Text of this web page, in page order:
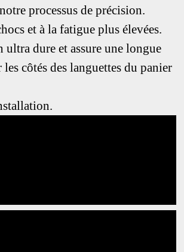
processus de précision.
et à la fatigue plus élevées.
dure et assure une longue
côtés des languettes du panier